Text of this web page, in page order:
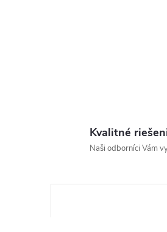
Kvalitné
Naši odborníci Vám